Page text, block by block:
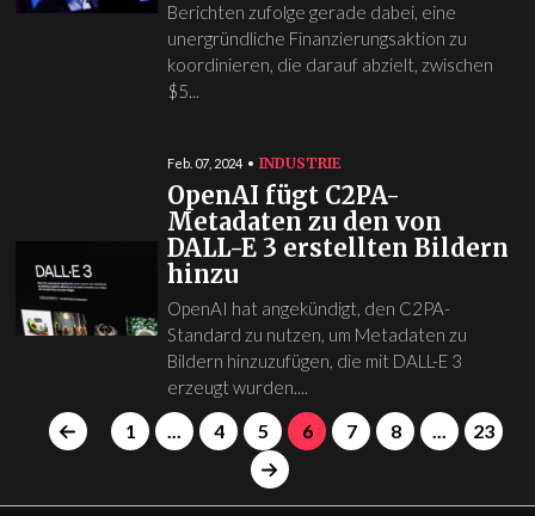
Berichten zufolge gerade dabei, eine
unergründliche Finanzierungsaktion zu
koordinieren, die darauf abzielt, zwischen
$5...
Feb. 07, 2024 INDUSTRIE
OpenAI fügt C2PA-
Metadaten zu den von
DALL-E 3 erstellten Bildern
hinzu
OpenAI hat angekündigt, den C2PA-
Standard zu nutzen, um Metadaten zu
Bildern hinzuzufügen, die mit DALL-E 3
erzeugt wurden....
1 ... 4 5 6 7 8 ... 23